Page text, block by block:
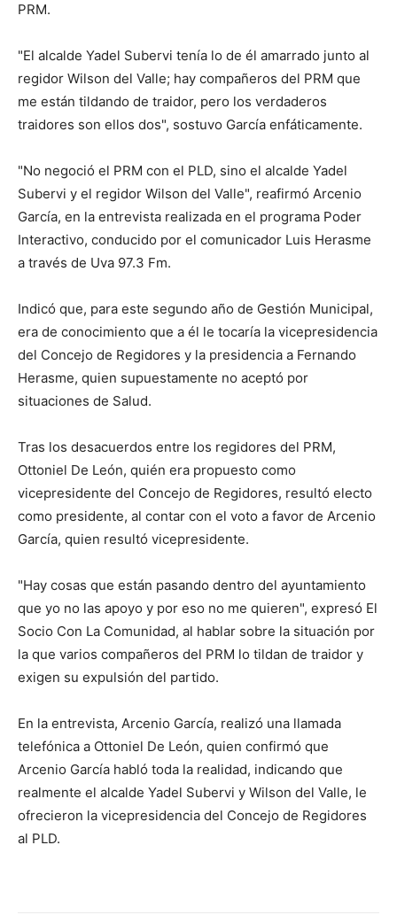
PRM.
"El alcalde Yadel Subervi tenía lo de él amarrado junto al
regidor Wilson del Valle; hay compañeros del PRM que
me están tildando de traidor, pero los verdaderos
traidores son ellos dos", sostuvo García enfáticamente.
"No negoció el PRM con el PLD, sino el alcalde Yadel
Subervi y el regidor Wilson del Valle", reafirmó Arcenio
García, en la entrevista realizada en el programa Poder
Interactivo, conducido por el comunicador Luis Herasme
a través de Uva 97.3 Fm.
Indicó que, para este segundo año de Gestión Municipal,
era de conocimiento que a él le tocaría la vicepresidencia
del Concejo de Regidores y la presidencia a Fernando
Herasme, quien supuestamente no aceptó por
situaciones de Salud.
Tras los desacuerdos entre los regidores del PRM,
Ottoniel De León, quién era propuesto como
vicepresidente del Concejo de Regidores, resultó electo
como presidente, al contar con el voto a favor de Arcenio
García, quien resultó vicepresidente.
"Hay cosas que están pasando dentro del ayuntamiento
que yo no las apoyo y por eso no me quieren", expresó El
Socio Con La Comunidad, al hablar sobre la situación por
la que varios compañeros del PRM lo tildan de traidor y
exigen su expulsión del partido.
En la entrevista, Arcenio García, realizó una llamada
telefónica a Ottoniel De León, quien confirmó que
Arcenio García habló toda la realidad, indicando que
realmente el alcalde Yadel Subervi y Wilson del Valle, le
ofrecieron la vicepresidencia del Concejo de Regidores
al PLD.